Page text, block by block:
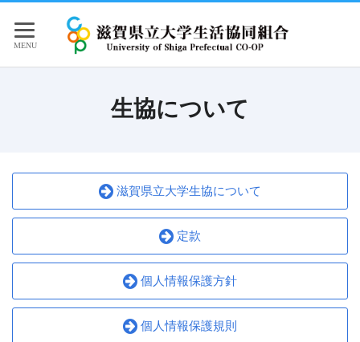
生協について
滋賀県立大学生協について
定款
個人情報保護方針
個人情報保護規則